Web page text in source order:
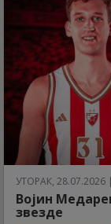
УТОРАК, 28.07.2026
Војин
звезде